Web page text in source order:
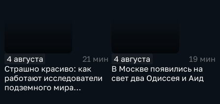
4 августа
21 мин
Страшно красиво: как
работают исследователи
подземного мира
4 августа
19 мин
В Москве появились на
свет два Одиссея и Аид